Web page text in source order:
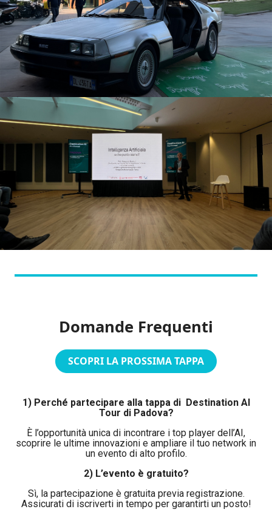
Domande Frequenti
SCOPRI LA PROSSIMA TAPPA
1) Perché partecipare alla tappa di Destination AI
Tour di Padova?
È l’opportunità unica di incontrare i top player dell’AI,
scoprire le ultime innovazioni e ampliare il tuo network in
un evento di alto profilo.
2) L’evento è gratuito?
Sì, la partecipazione è gratuita previa registrazione.
Assicurati di iscriverti in tempo per garantirti un posto!